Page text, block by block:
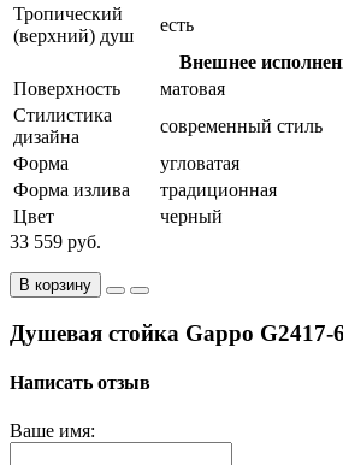
Тропический
(верхний) душ
есть
Внешнее
Поверхность
матовая
Стилистика
дизайна
современный стиль
Форма
угловатая
Форма излива
традиционная
Цвет
черный
33 559 руб.
В корзину
Душевая стойка Gappo G2417-
Написать отзыв
Ваше имя: